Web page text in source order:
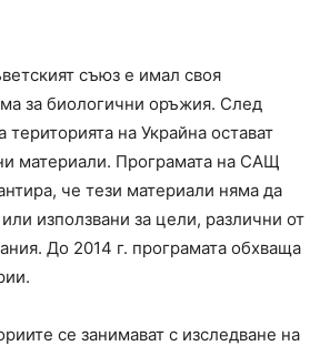
съюз е имал своя
за биологични оръжия. След
територията на Украйна остават
материали. Програмата на САЩ
че тези материали няма да
използвани за цели, различни от
До 2014 г. програмата обхваща
се занимават с изследване на